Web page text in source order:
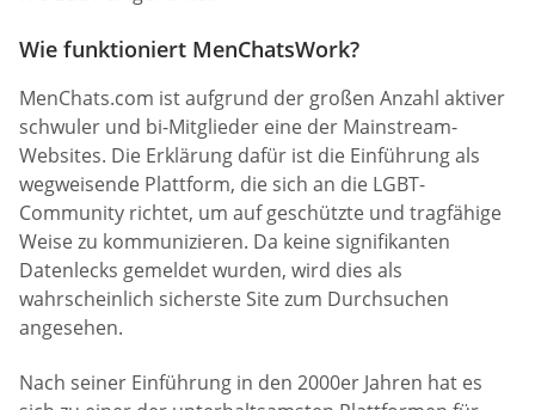
Wie funktioniert MenChatsWork?
MenChats.com ist aufgrund der großen Anzahl aktiver
schwuler und bi-Mitglieder eine der Mainstream-
Websites. Die Erklärung dafür ist die Einführung als
wegweisende Plattform, die sich an die LGBT-
Community richtet, um auf geschützte und tragfähige
Weise zu kommunizieren. Da keine signifikanten
Datenlecks gemeldet wurden, wird dies als
wahrscheinlich sicherste Site zum Durchsuchen
angesehen.
Nach seiner Einführung in den 2000er Jahren hat es